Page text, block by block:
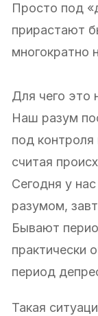
Просто под
прирастают
многократно
Для чего это
Наш разум
под
считая
Сегодня у
разумом,
Бывают
практически
период
Такая